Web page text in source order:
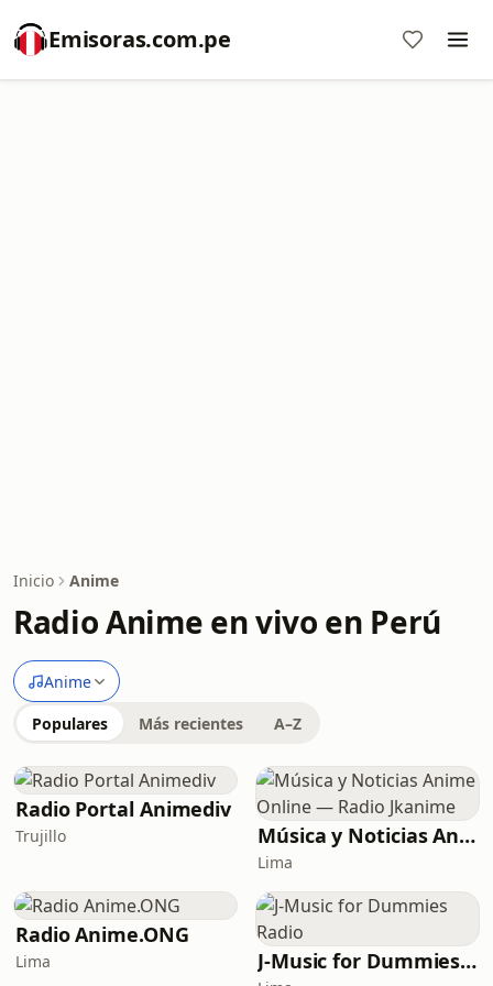
Emisoras.com.pe
Inicio Anime
Radio Anime en vivo en Perú
Anime
Populares Más recientes A–Z
Radio Portal Animediv
Trujillo Música y Noticias Anime Online — Radio Jkanime
Lima
Radio Anime.ONG
Lima J-Music for Dummies Radio